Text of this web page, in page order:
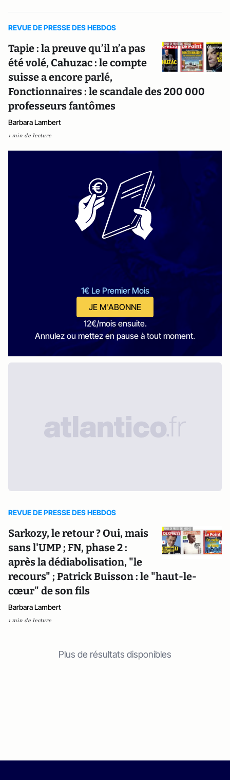
REVUE DE PRESSE DES HEBDOS
Tapie : la preuve qu’il n’a pas
été volé, Cahuzac : le compte
suisse a encore parlé,
Fonctionnaires : le scandale des 200 000
professeurs fantômes
Barbara Lambert
1 min de lecture
1€ Le Premier Mois
JE M'ABONNE
12€/mois ensuite.
Annulez ou mettez en pause à tout moment.
REVUE DE PRESSE DES HEBDOS
Sarkozy, le retour ? Oui, mais
sans l'UMP ; FN, phase 2 :
après la dédiabolisation, "le
recours" ; Patrick Buisson : le "haut-le-
cœur" de son fils
Barbara Lambert
1 min de lecture
Plus de résultats disponibles